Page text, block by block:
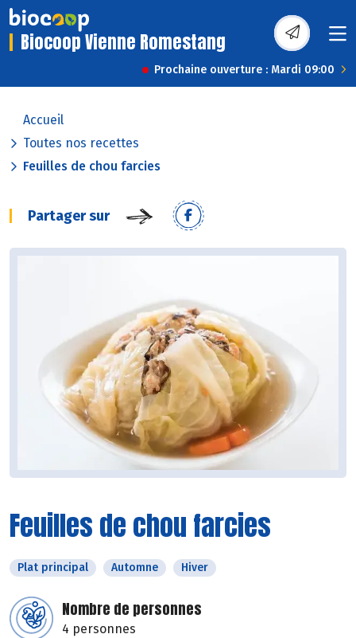
Biocoop Vienne Romestang
Prochaine ouverture : Mardi 09:00
Accueil
Toutes nos recettes
Feuilles de chou farcies
Partager sur
Feuilles de chou farcies
Plat principal Automne Hiver
Nombre de personnes
4 personnes